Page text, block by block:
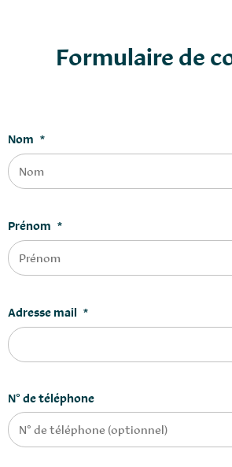
Formulaire de
Nom *
Prénom *
Adresse mail *
N° de téléphone